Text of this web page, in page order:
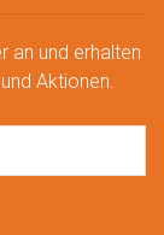
an und erhalten
Aktionen.